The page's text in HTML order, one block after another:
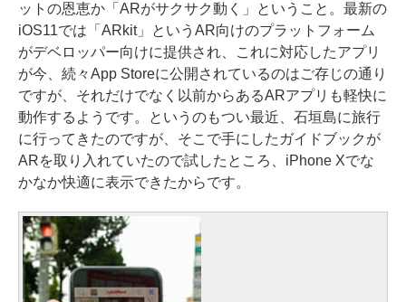
ットの恩恵か「ARがサクサク動く」ということ。最新の
iOS11では「ARkit」というAR向けのプラットフォーム
がデベロッパー向けに提供され、これに対応したアプリ
が今、続々App Storeに公開されているのはご存じの通り
ですが、それだけでなく以前からあるARアプリも軽快に
動作するようです。というのもつい最近、石垣島に旅行
に行ってきたのですが、そこで手にしたガイドブックが
ARを取り入れていたので試したところ、iPhone Xでな
かなか快適に表示できたからです。